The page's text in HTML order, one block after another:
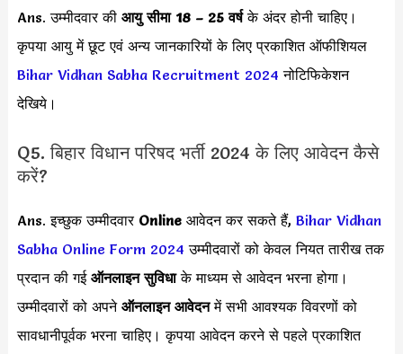
Ans. उम्मीदवार की आयु सीमा 18 – 25 वर्षके अंदर होनी चाहिए।
कृपया आयु में छूट एवं अन्य जानकारियों के लिए प्रकाशित ऑफीशियल
Bihar Vidhan Sabha Recruitment 2024 नोटिफिकेशन
देखिये।
Q5. बिहार विधान परिषद भर्ती 2024 के लिए आवेदन कैसे
करें?
Ans. इच्छुक उम्मीदवार Online आवेदन कर सकते हैं, Bihar Vidhan
Sabha Online Form 2024 उम्मीदवारों को केवल नियत तारीख तक
प्रदान की गईऑनलाइन सुविधाके माध्यम से आवेदन भरना होगा।
उम्मीदवारों को अपने ऑनलाइन आवेदनमें सभी आवश्यक विवरणों को
सावधानीपूर्वक भरना चाहिए। कृपया आवेदन करने से पहले प्रकाशित